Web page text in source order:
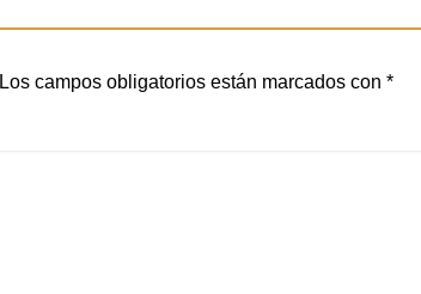
Los campos obligatorios están marcados con *